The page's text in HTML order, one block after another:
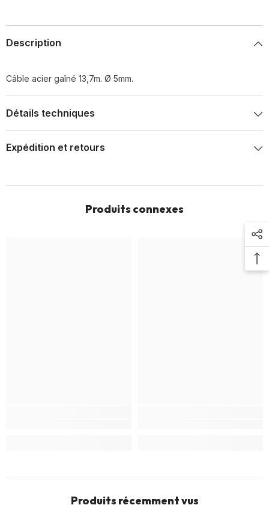
Description
Câble acier gaîné 13,7m. Ø 5mm.
Détails techniques
Expédition et retours
Produits connexes
Produits récemment vus